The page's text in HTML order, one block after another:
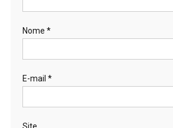
Nome *
E-mail *
Site